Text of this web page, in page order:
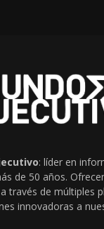
: líder en
de 50 años.
través de múltiples
innovadoras a